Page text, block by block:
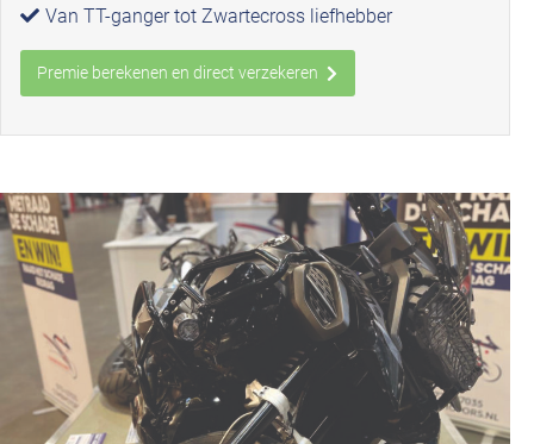
Van TT-ganger tot Zwartecross liefhebber
Premie berekenen en direct verzekeren